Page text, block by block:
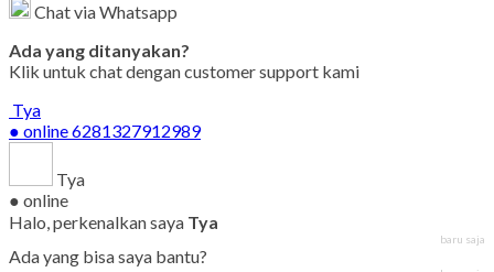
Chat via Whatsapp
Ada yang ditanyakan?
Klik untuk chat dengan customer support kami
Tya
● online6281327912989
Tya
● online
Halo, perkenalkan saya Tya
baru saja
Ada yang bisa saya bantu?